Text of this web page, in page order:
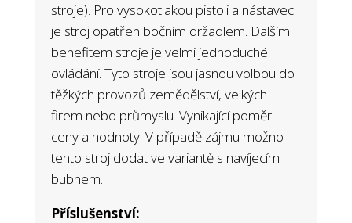
stroje). Pro vysokotlakou pistoli a nástavec
je stroj opatřen bočním držadlem. Dalším
benefitem stroje je velmi jednoduché
ovládání. Tyto stroje jsou jasnou volbou do
těžkých provozů zemědělství, velkých
firem nebo průmyslu. Vynikající poměr
ceny a hodnoty. V případě zájmu možno
tento stroj dodat ve variantě s navíjecím
bubnem.
Příslušenství: